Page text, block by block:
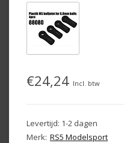
€24,24 Incl. btw
Levertijd: 1-2 dagen
Merk: RS5 Modelsport